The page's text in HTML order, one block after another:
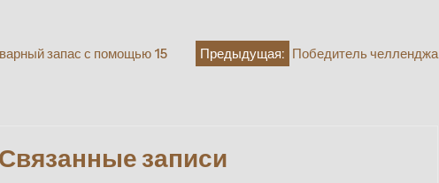
Предыдущая: Победитель челленджа
запас с помощью 15
Связанные записи